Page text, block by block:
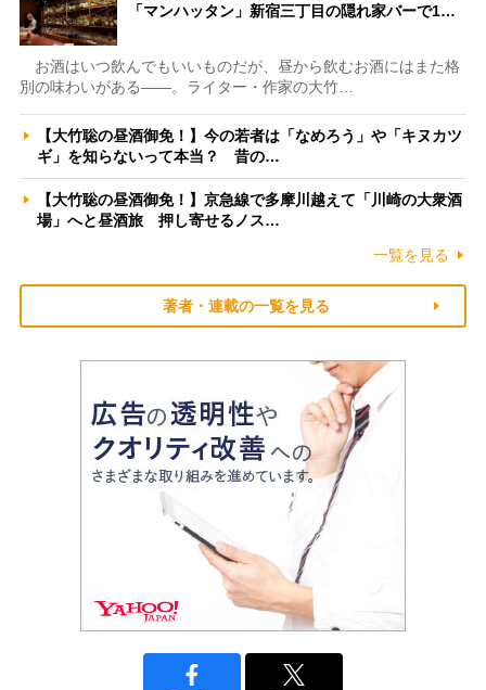
「マンハッタン」新宿三丁目の隠れ家バーで1…
お酒はいつ飲んでもいいものだが、昼から飲むお酒にはまた格
別の味わいがある――。ライター・作家の大竹…
【大竹聡の昼酒御免！】今の若者は「なめろう」や「キヌカツ
ギ」を知らないって本当？ 昔の…
【大竹聡の昼酒御免！】京急線で多摩川越えて「川崎の大衆酒
場」へと昼酒旅 押し寄せるノス…
一覧を見る
著者・連載の一覧を見る